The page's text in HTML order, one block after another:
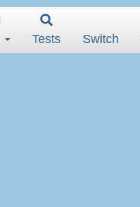
Tests Switch